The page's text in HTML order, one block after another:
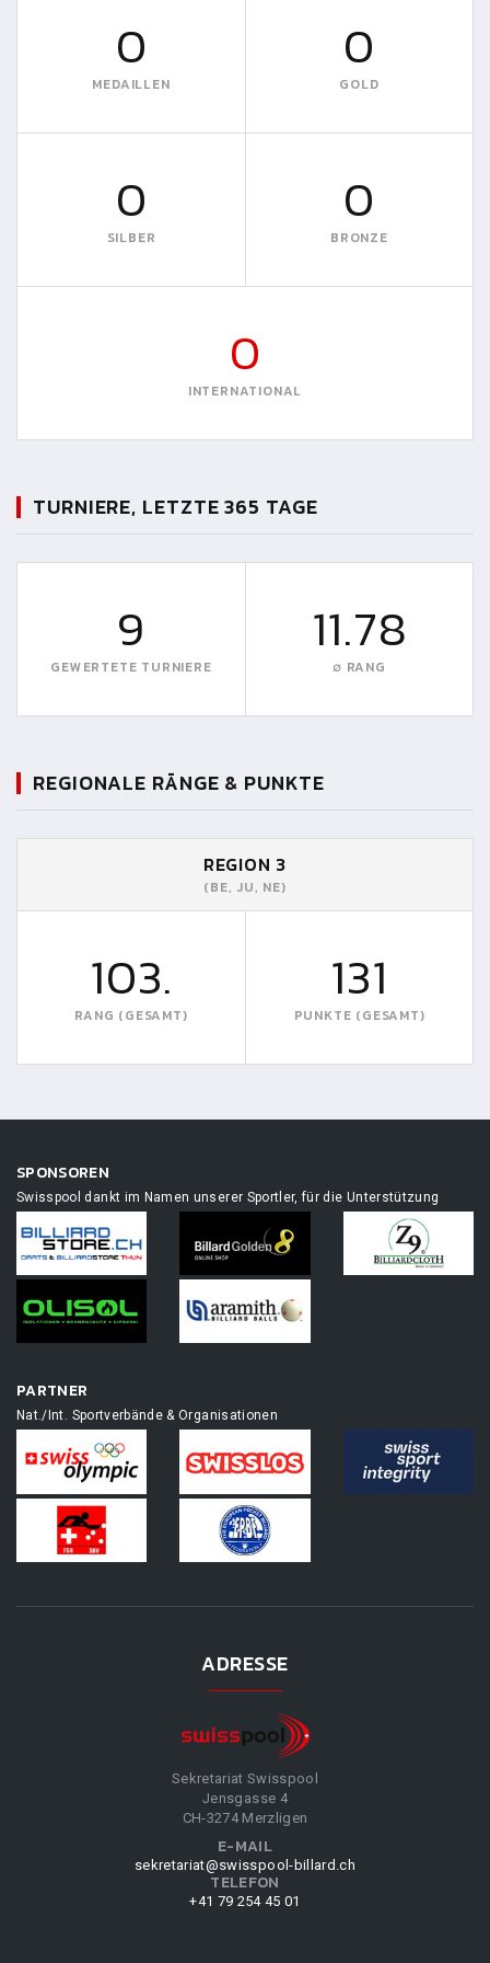
0
MEDAILLEN
0
GOLD
0
SILBER
0
BRONZE
0
INTERNATIONAL
TURNIERE, LETZTE 365 TAGE
9
GEWERTETE TURNIERE
11.78
∅ RANG
REGIONALE RÄNGE & PUNKTE
REGION 3
(BE, JU, NE)
103.
RANG (GESAMT)
131
PUNKTE (GESAMT)
SPONSOREN
Swisspool dankt im Namen unserer Sportler, für die Unterstützung
PARTNER
Nat./Int. Sportverbände & Organisationen
ADRESSE
Sekretariat Swisspool
Jensgasse 4
CH-3274 Merzligen
E-MAIL
sekretariat@swisspool-billard.ch
TELEFON
+41 79 254 45 01